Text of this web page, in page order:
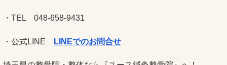
・TEL 048-658-9431
・公式LINE LINEでのお問合せ